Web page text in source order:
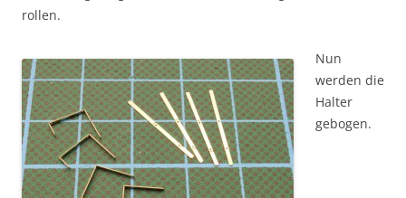
rollen.
Nun
werden die
Halter
gebogen.